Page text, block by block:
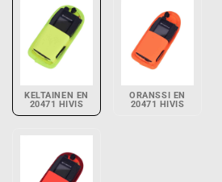
KELTAINEN EN
20471 HIVIS
ORANSSI EN
20471 HIVIS